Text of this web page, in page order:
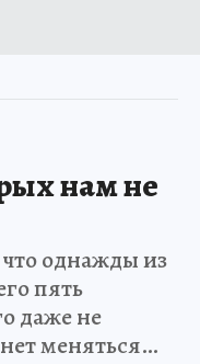
нам не
однажды из
пять
даже не
меняться…